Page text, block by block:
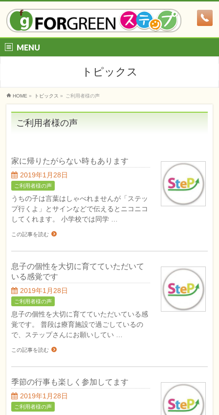
MENU
トピックス
HOME » トピックス » ご利用者様の声
ご利用者様の声
家に帰りたがらない時もあります
2019年1月28日
ご利用者様の声
うちの子は言葉はしゃべれませんが「ステッ
プ行くよ」とサインなどで伝えるとニコニコ
してくれます。 小学校では同学 …
この記事を読む
息子の個性を大切に育てていただいて
いる感覚です
2019年1月28日
ご利用者様の声
息子の個性を大切に育てていただいている感
覚です。 普段は療育施設で過ごしているの
で、ステップさんにお願いしてい …
この記事を読む
季節の行事も楽しく参加してます
2019年1月28日
ご利用者様の声